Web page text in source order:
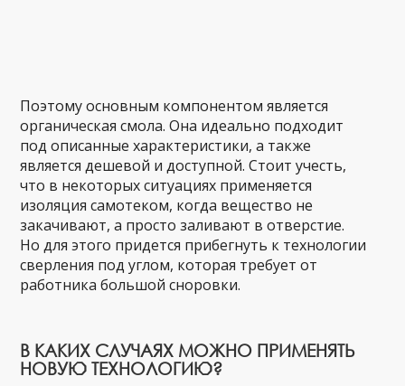
Поэтому основным компонентом является
органическая смола. Она идеально подходит
под описанные характеристики, а также
является дешевой и доступной. Стоит учесть,
что в некоторых ситуациях применяется
изоляция самотеком, когда вещество не
закачивают, а просто заливают в отверстие.
Но для этого придется прибегнуть к технологии
сверления под углом, которая требует от
работника большой сноровки.
В КАКИХ СЛУЧАЯХ МОЖНО ПРИМЕНЯТЬ
НОВУЮ ТЕХНОЛОГИЮ?